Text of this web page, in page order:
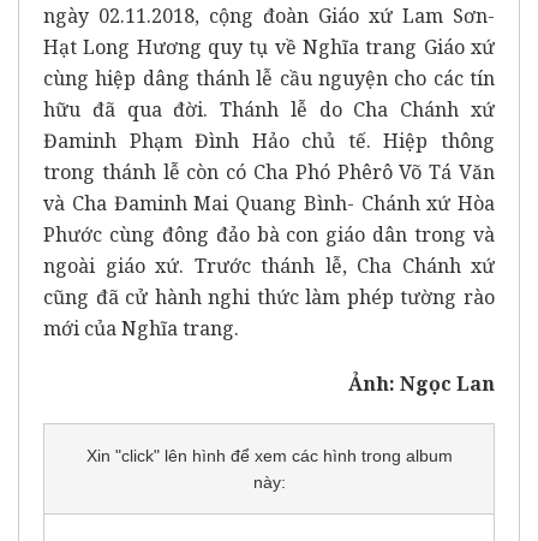
ngày 02.11.2018, cộng đoàn Giáo xứ Lam Sơn-
Hạt Long Hương quy tụ về Nghĩa trang Giáo xứ
cùng hiệp dâng thánh lễ cầu nguyện cho các tín
hữu đã qua đời. Thánh lễ do Cha Chánh xứ
Đaminh Phạm Đình Hảo chủ tế. Hiệp thông
trong thánh lễ còn có Cha Phó Phêrô Võ Tá Văn
và Cha Đaminh Mai Quang Bình- Chánh xứ Hòa
Phước cùng đông đảo bà con giáo dân trong và
ngoài giáo xứ. Trước thánh lễ, Cha Chánh xứ
cũng đã cử hành nghi thức làm phép tường rào
mới của Nghĩa trang.
Ảnh: Ngọc Lan
Xin "click" lên hình để xem các hình trong album
này: